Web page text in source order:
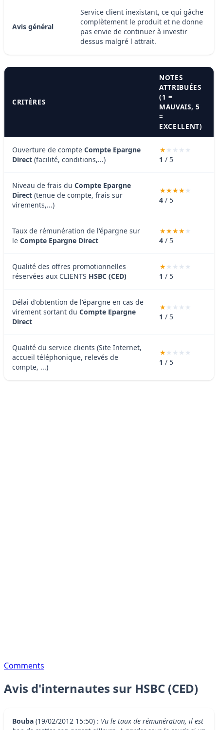
Avis général
Service client inexistant, ce qui gâche
complètement le produit et ne donne
pas envie de continuer à investir
dessus malgré l attrait.
CRITÈRES
NOTES
ATTRIBUÉES
(1 =
MAUVAIS, 5
=
EXCELLENT)
Ouverture de compte Compte Epargne
Direct (facilité, conditions,...) 1 / 5
Niveau de frais du Compte Epargne
Direct (tenue de compte, frais sur
virements,...)
4 / 5
Taux de rémunération de l'épargne sur
le Compte Epargne Direct 4 / 5
Qualité des offres promotionnelles
réservées aux CLIENTS HSBC (CED) 1 / 5
Délai d'obtention de l'épargne en cas de
virement sortant du Compte Epargne
Direct
1 / 5
Qualité du service clients (Site Internet,
accueil téléphonique, relevés de
compte, ...)
1 / 5
Comments
Avis d'internautes sur HSBC (CED)
Bouba (19/02/2012 15:50) : Vu le taux de rémunération, il est